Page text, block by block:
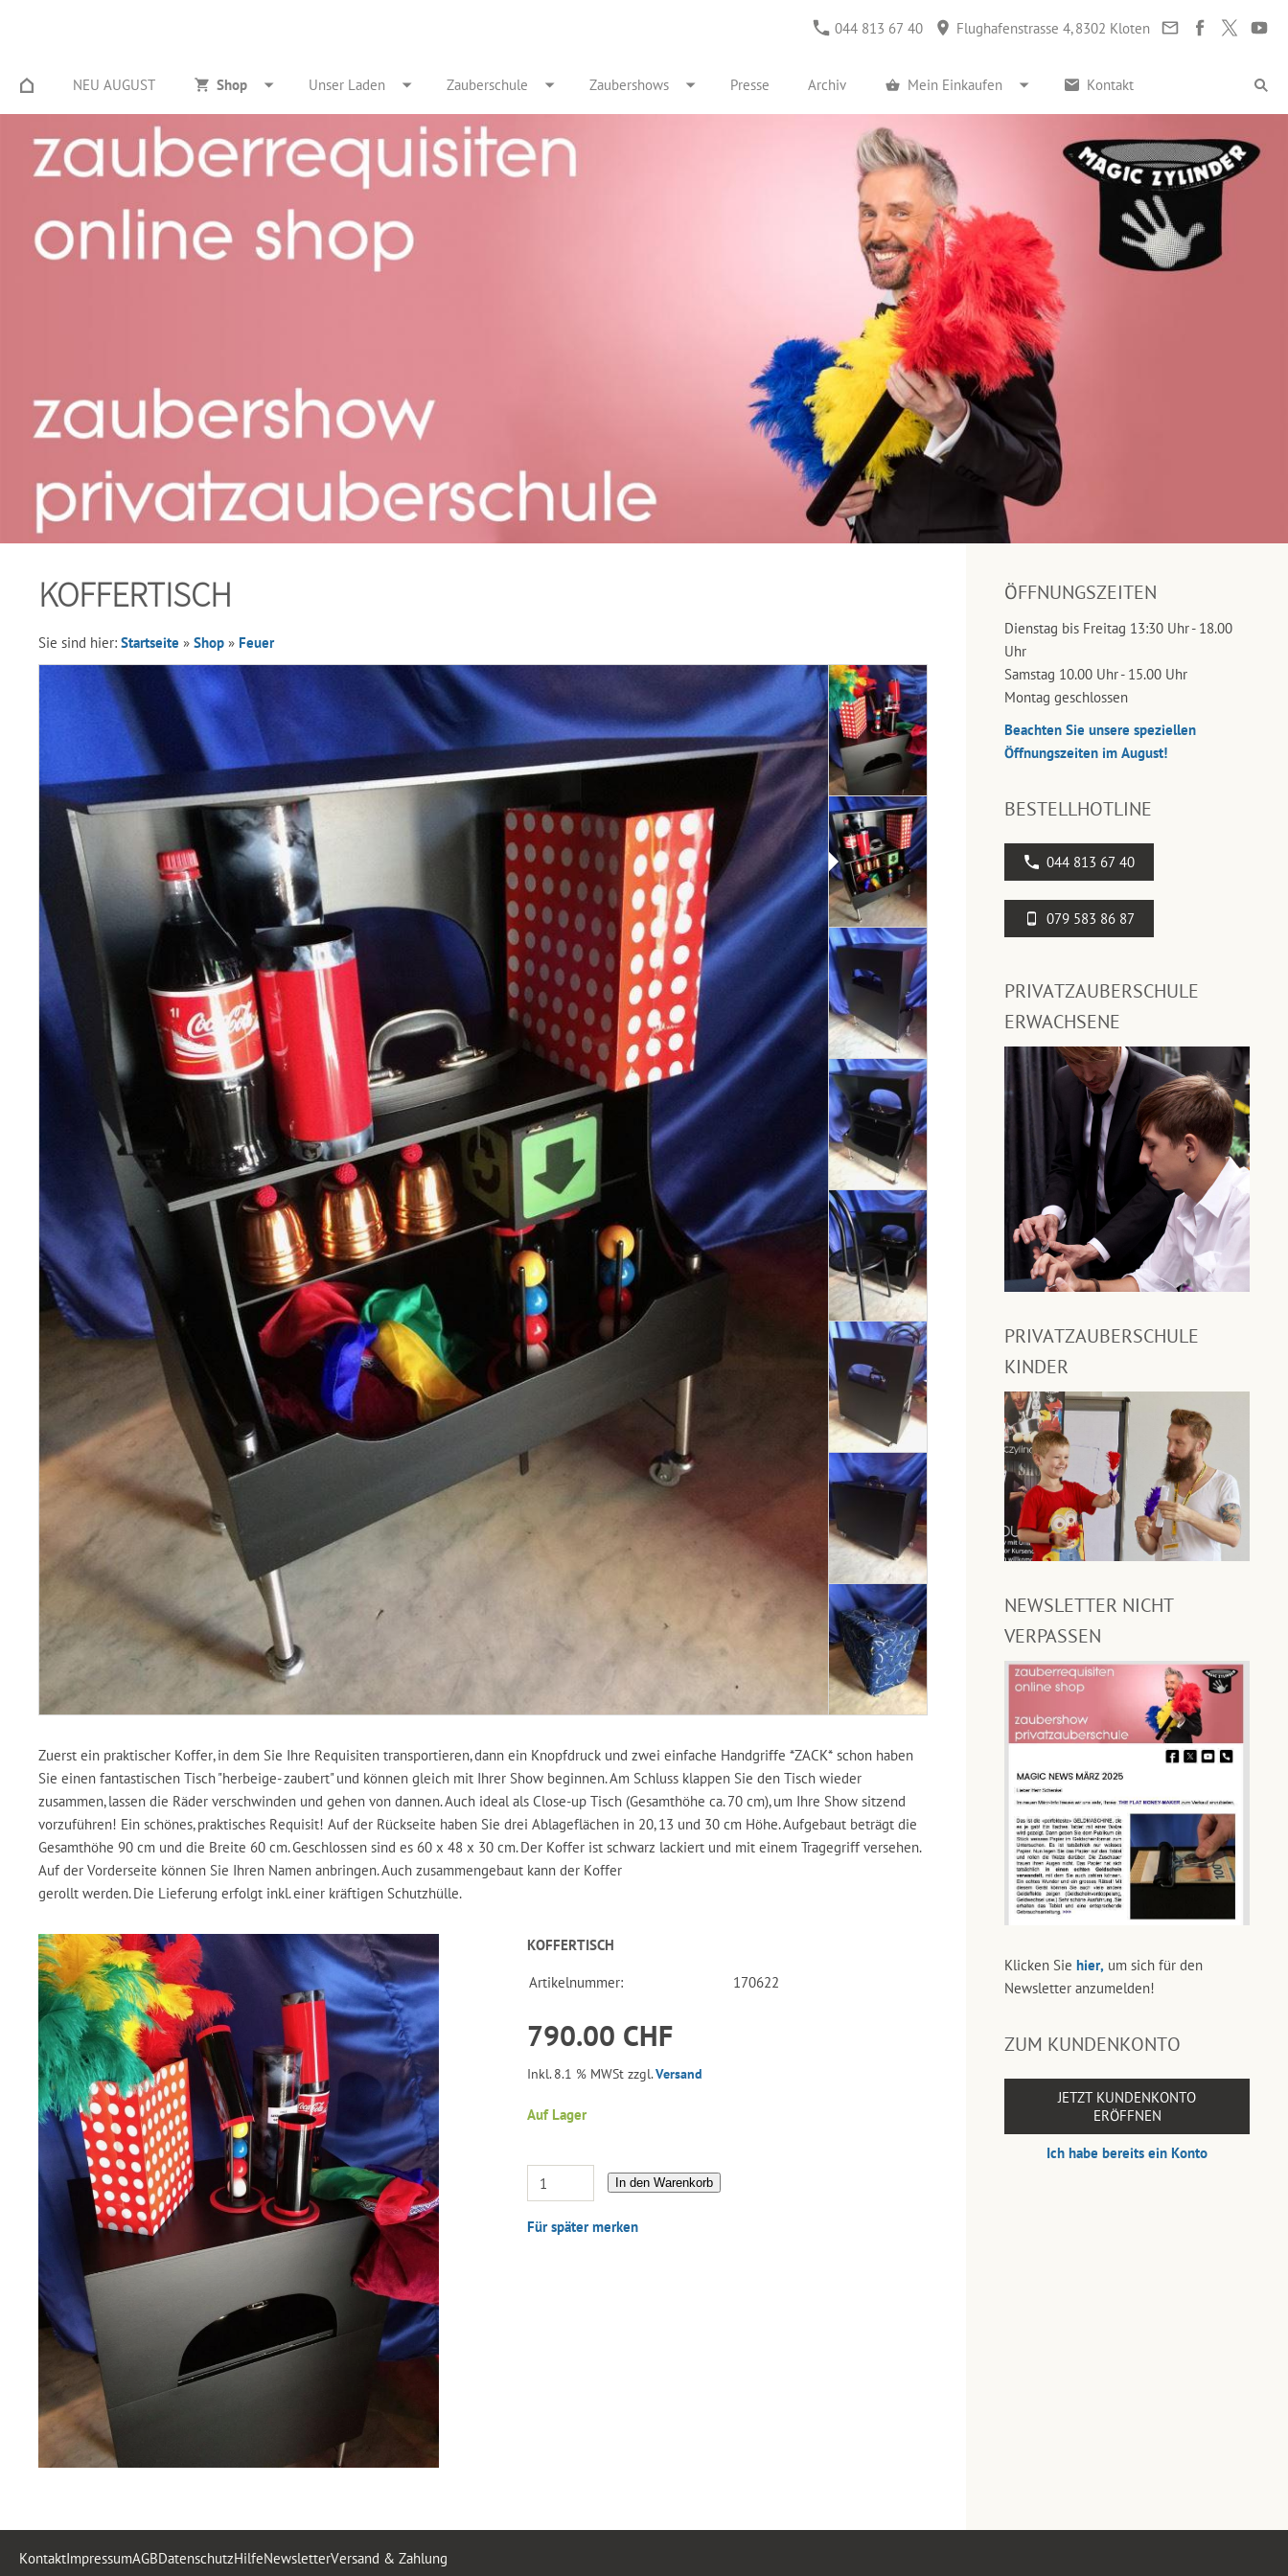
044 813 67 40 Flughafenstrasse 4, 8302 Kloten
NEU AUGUST Shop Unser Laden Zauberschule Zaubershows Presse Archiv Mein Einkaufen Kontakt
KOFFERTISCH
Sie sind hier: Startseite » Shop » Feuer
Zuerst ein praktischer Koffer, in dem Sie Ihre Requisiten transportieren, dann ein Knopfdruck und zwei einfache Handgriffe *ZACK* schon haben
Sie einen fantastischen Tisch "herbeige- zaubert" und können gleich mit Ihrer Show beginnen. Am Schluss klappen Sie den Tisch wieder
zusammen, lassen die Räder verschwinden und gehen von dannen. Auch ideal als Close-up Tisch (Gesamthöhe ca. 70 cm), um Ihre Show sitzend
vorzuführen! Ein schönes, praktisches Requisit! Auf der Rückseite haben Sie drei Ablageflächen in 20, 13 und 30 cm Höhe. Aufgebaut beträgt die
Gesamthöhe 90 cm und die Breite 60 cm. Geschlossen sind es 60 x 48 x 30 cm. Der Koffer ist schwarz lackiert und mit einem Tragegriff versehen.
Auf der Vorderseite können Sie Ihren Namen anbringen. Auch zusammengebaut kann der Koffer
gerollt werden. Die Lieferung erfolgt inkl. einer kräftigen Schutzhülle.
KOFFERTISCH
Artikelnummer: 170622
790.00 CHF
Inkl. 8.1 % MWSt zzgl.Versand
Auf Lager
In den Warenkorb
Für später merken
ÖFFNUNGSZEITEN
Dienstag bis Freitag 13:30 Uhr - 18.00
Uhr
Samstag 10.00 Uhr - 15.00 Uhr
Montag geschlossen
Beachten Sie unsere speziellen
Öffnungszeiten im August!
BESTELLHOTLINE
044 813 67 40
079 583 86 87
PRIVATZAUBERSCHULE
ERWACHSENE
PRIVATZAUBERSCHULE
KINDER
NEWSLETTER NICHT
VERPASSEN
Klicken Sie hier, um sich für den
Newsletter anzumelden!
ZUM KUNDENKONTO
JETZT KUNDENKONTO
ERÖFFNEN
Ich habe bereits ein Konto
KontaktImpressumAGBDatenschutzHilfeNewsletterVersand & Zahlung